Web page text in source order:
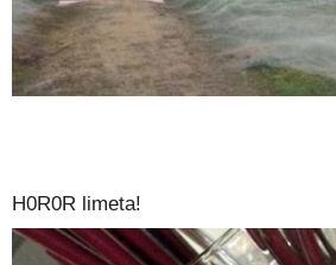
H0R0R limeta!